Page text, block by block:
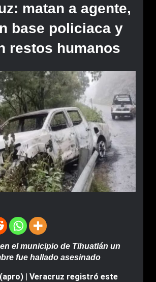
matan a agente,
base policiaca y
restos humanos
el municipio de Tihuatlán un
fue hallado asesinado
(apro) | Veracruz registró este